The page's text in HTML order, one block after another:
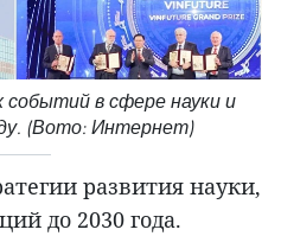
событий в сфере науки и
(Вото: Интернет)
развития науки,
до 2030 года.